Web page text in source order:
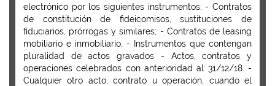
electrónico por los siguientes instrumentos: - Contratos
de constitución de fideicomisos, sustituciones de
fiduciarios, prórrogas y similares; - Contratos de leasing
mobiliario e inmobiliario, - Instrumentos que contengan
pluralidad de actos gravados - Actos, contratos y
operaciones celebrados con anterioridad al 31/12/18. -
Cualquier otro acto, contrato u operación, cuando el